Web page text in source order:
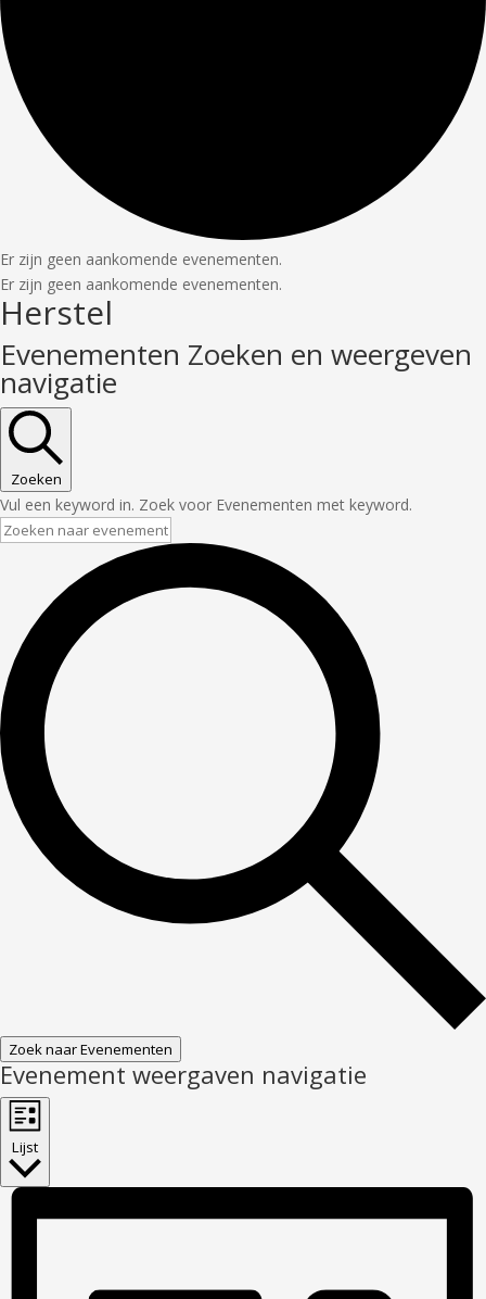
Er zijn geen aankomende evenementen.
Er zijn geen aankomende evenementen.
Herstel
Evenementen Zoeken en weergeven
navigatie
Zoeken
Vul een keyword in. Zoek voor Evenementen met keyword.
Zoek naar Evenementen
Evenement weergaven navigatie
Lijst